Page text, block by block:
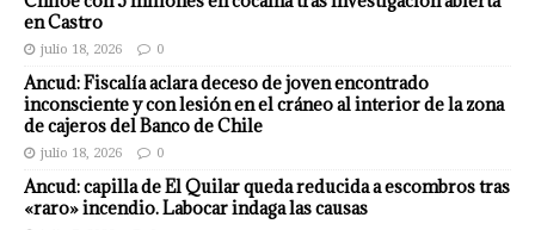
en Castro
julio 18, 2026 0
Ancud: Fiscalía aclara deceso de joven encontrado
inconsciente y con lesión en el cráneo al interior de la zona
de cajeros del Banco de Chile
julio 18, 2026 0
Ancud: capilla de El Quilar queda reducida a escombros tras
«raro» incendio. Labocar indaga las causas